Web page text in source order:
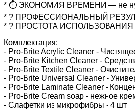
* ⏱ ЭКОНОМИЯ ВРЕМЕНИ — не
* ? ПРОФЕССИОНАЛЬНЫЙ
* ? ПРОСТОТА ИСПОЛЬЗОВАНИЯ —
Комплектация:
- Pro-Brite Acrylic Cleaner -
- Pro-Brite Kitchen Cleaner -
- Pro-Brite Textile Cleaner -
- Pro-Brite Universal Cleaner -
- Pro-Brite Laminate Cleaner -
- Pro-Brite Cream soap - нежное
- Слафетки из микрофибры - 4 шт